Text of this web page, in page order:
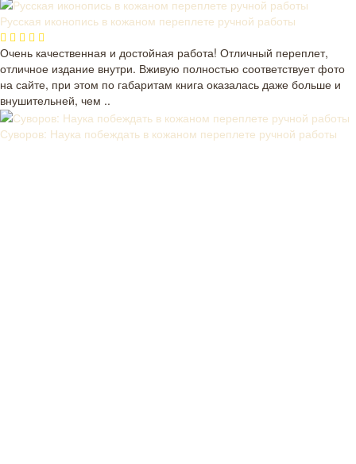
Русская иконопись в кожаном переплете ручной работы
Очень качественная и достойная работа! Отличный переплет,
отличное издание внутри. Вживую полностью соответствует фото
на сайте, при этом по габаритам книга оказалась даже больше и
внушительней, чем ..
Суворов: Наука побеждать в кожаном переплете ручной работы